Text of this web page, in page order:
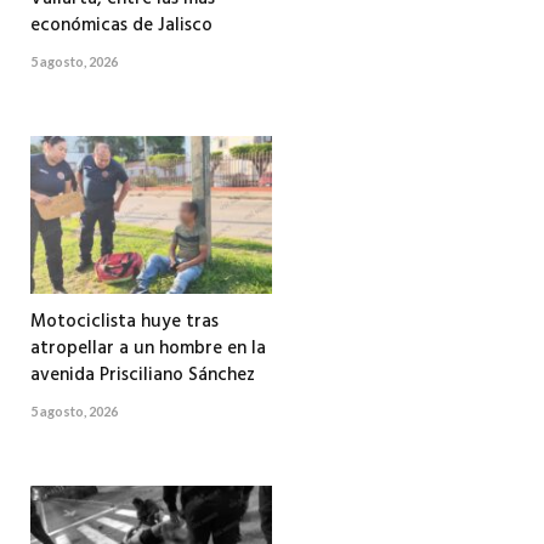
económicas de Jalisco
5 agosto, 2026
Motociclista huye tras
atropellar a un hombre en la
avenida Prisciliano Sánchez
5 agosto, 2026